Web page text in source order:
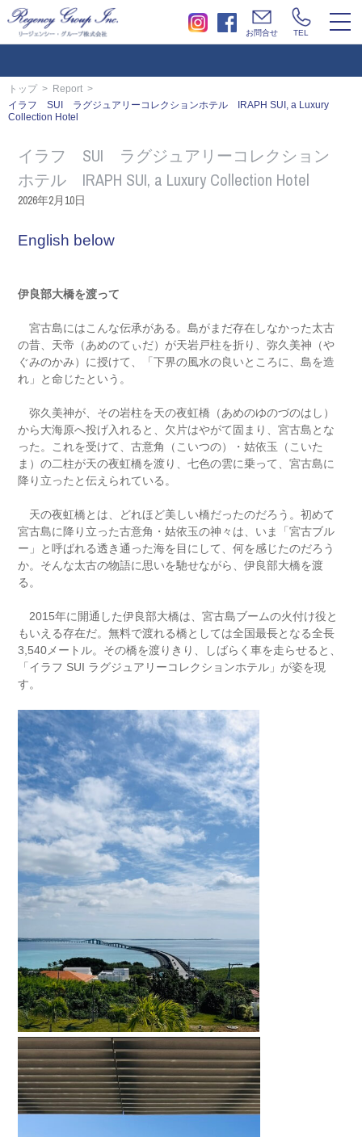
お問合せ TEL
トップ
Report
イラフ SUI ラグジュアリーコレクションホテル IRAPH SUI, a Luxury
Collection Hotel
イラフ SUI ラグジュアリーコレクション
ホテル IRAPH SUI, a Luxury Collection Hotel
2026年2月10日
English below
伊良部大橋を渡って
宮古島にはこんな伝承がある。島がまだ存在しなかった太古
の昔、天帝（あめのてぃだ）が天岩戸柱を折り、弥久美神（や
ぐみのかみ）に授けて、「下界の風水の良いところに、島を造
れ」と命じたという。
弥久美神が、その岩柱を天の夜虹橋（あめのゆのづのはし）
から大海原へ投げ入れると、欠片はやがて固まり、宮古島とな
った。これを受けて、古意角（こいつの）・姑依玉（こいた
ま）の二柱が天の夜虹橋を渡り、七色の雲に乗って、宮古島に
降り立ったと伝えられている。
天の夜虹橋とは、どれほど美しい橋だったのだろう。初めて
宮古島に降り立った古意角・姑依玉の神々は、いま「宮古ブル
ー」と呼ばれる透き通った海を目にして、何を感じたのだろう
か。そんな太古の物語に思いを馳せながら、伊良部大橋を渡
る。
2015年に開通した伊良部大橋は、宮古島ブームの火付け役と
もいえる存在だ。無料で渡れる橋としては全国最長となる全長
3,540メートル。その橋を渡りきり、しばらく車を走らせると、
「イラフ SUI ラグジュアリーコレクションホテル」が姿を現
す。